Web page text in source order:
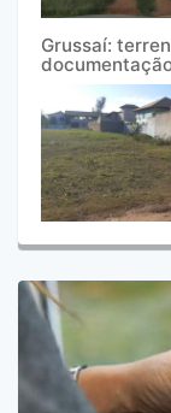
Grussaí: